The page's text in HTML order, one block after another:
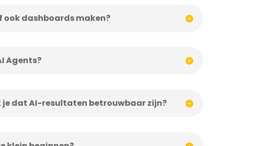
ook dashboards maken?
Agents?
je dat AI-resultaten betrouwbaar zijn?